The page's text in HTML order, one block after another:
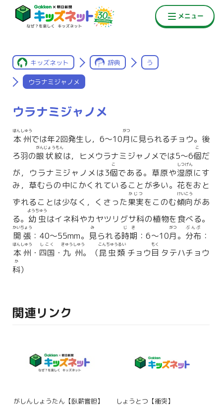
キッズネット 辞典 う
ウラナミジャノメ
ウラナミジャノメ
本州
ほんしゅう
では年2回発生し，6〜10月
がつ
に見られるチョウ。後
ろ羽の眼状紋
がんじょうもん
は，ヒメウラナミジャノメでは5〜6個
こ
だ
が，ウラナミジャノメは3個
こ
である。草原や湿原
しつげん
にす
み，草むらの中にかくれていることが多い。花をおと
ずれることは少なく，くさった果実
かじつ
をこのむ傾向
けいこう
があ
る。 幼虫
ようちゅう
はイネ科やカヤツリグサ科の植物を食べる。
開張
かいちょう
：40〜55mm。 見
み
られる時期
じき
：6〜10月
がつ
。 分布
ぶんぷ
：
本州
ほんしゅう
・ 四国
しこく
・ 九州
きゅうしゅう
。（昆虫類
こんちゅうるい
チョウ目
もく
タテハチョウ
科
か
）
関連リンク
がしんしょうたん【臥薪嘗胆】 しょうとつ【衝突】